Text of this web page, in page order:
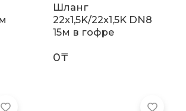
Шланг
22х1,5K/22х1,5K DN8
15м в гофре
0₸